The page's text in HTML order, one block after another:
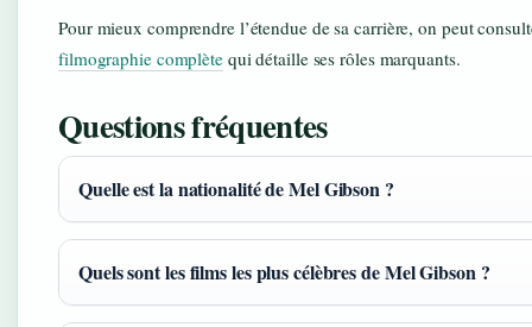
Pour mieux comprendre l’étendue de sa carrière, on peut
filmographie complètequi détaille ses rôles marquants.
Questions fréquentes
Quelle est la nationalité de Mel Gibson ?
Quels sont les films les plus célèbres de Mel Gibson ?